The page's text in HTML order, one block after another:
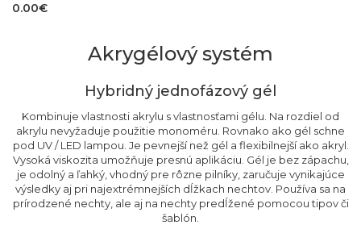
0.00€
Akrygélový systém
Hybridný jednofázový gél
Kombinuje vlastnosti akrylu s vlastnosťami gélu. Na rozdiel od
akrylu nevyžaduje použitie monoméru. Rovnako ako gél schne
pod UV / LED lampou. Je pevnejší než gél a flexibilnejší ako akryl.
Vysoká viskozita umožňuje presnú aplikáciu. Gél je bez zápachu,
je odolný a ľahký, vhodný pre rôzne pilníky, zaručuje vynikajúce
výsledky aj pri najextrémnejších dĺžkach nechtov. Používa sa na
prírodzené nechty, ale aj na nechty predĺžené pomocou tipov či
šablón.